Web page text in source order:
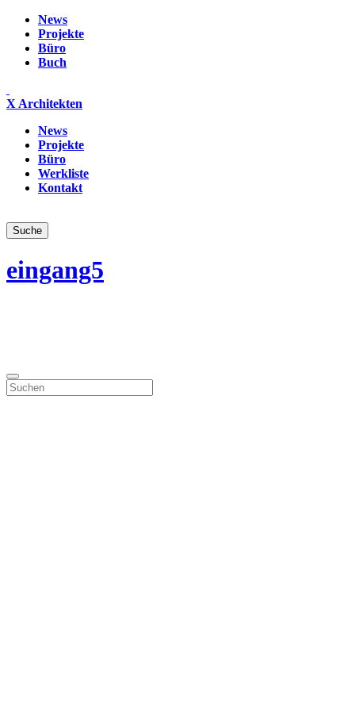
News
Projekte
Büro
Buch
X Architekten
News
Projekte
Büro
Werkliste
Kontakt
eingang5